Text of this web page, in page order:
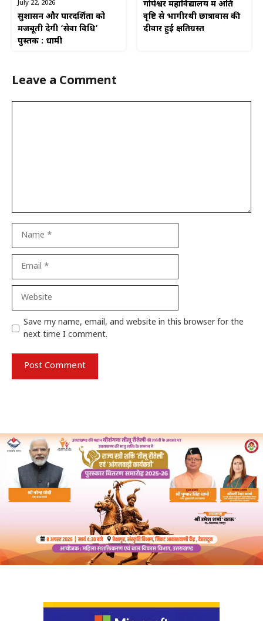
July 22, 2026
सुशासन और पारदर्शिता को
मजबूती देगी ‘सेवा विधि’
पुस्तक : धामी
गोपेश्वर महाविद्यालय में अति
वृष्टि से भागीरथी छात्रावास की
दीवार हुई क्षतिग्रस्त
Leave a Comment
Save my name, email, and website in this browser for the
next time I comment.